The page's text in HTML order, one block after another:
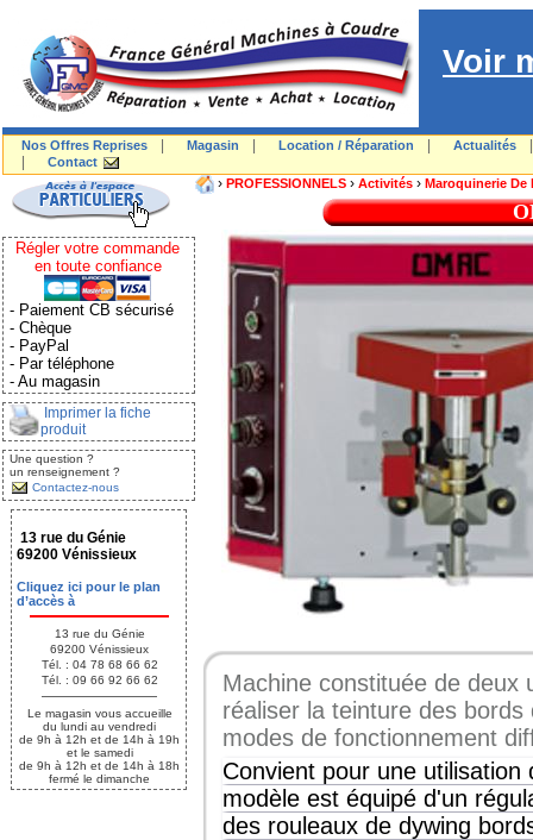
Voir
Nos Offres Reprises Magasin Location / Réparation Actualités
Contact
Régler votre commande
en toute confiance
- Paiement CB sécurisé
- Chèque
- PayPal
- Par téléphone
- Au magasin
Imprimer la fiche
produit
Une question ?
un renseignement ?
Contactez-nous
13 rue du Génie
69200 Vénissieux
Cliquez ici pour le plan
d’accès à
13 rue du Génie
69200 Vénissieux
Tél. : 04 78 68 66 62
Tél. : 09 66 92 66 62
Le magasin vous accueille
du lundi au vendredi
de 9h à 12h et de 14h à 19h
et le samedi
de 9h à 12h et de 14h à 18h
fermé le dimanche
› PROFESSIONNELS › Activités › Maroquinerie De
Machine constituée de deux
réaliser la teinture des
modes de fonctionnement
Convient pour une
modèle est équipé d'un
des rouleaux de dywing